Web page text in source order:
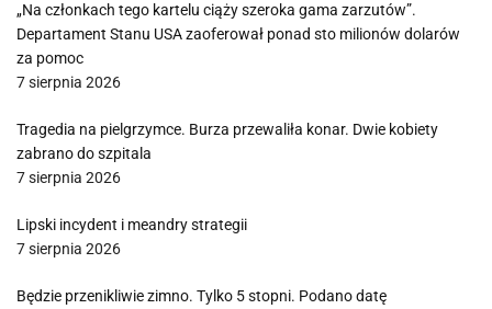
„Na członkach tego kartelu ciąży szeroka gama zarzutów”.
Departament Stanu USA zaoferował ponad sto milionów dolarów
za pomoc
7 sierpnia 2026
Tragedia na pielgrzymce. Burza przewaliła konar. Dwie kobiety
zabrano do szpitala
7 sierpnia 2026
Lipski incydent i meandry strategii
7 sierpnia 2026
Będzie przenikliwie zimno. Tylko 5 stopni. Podano datę